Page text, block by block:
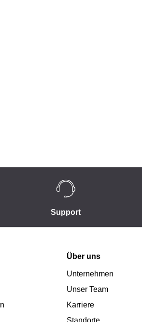
Support
Über uns
Unternehmen
Unser Team
Karriere
Standorte